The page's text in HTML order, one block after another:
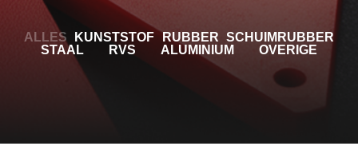
ALLES KUNSTSTOF RUBBER
SCHUIMRUBBER
STAAL
RVS ALUMINIUM OVERIGE